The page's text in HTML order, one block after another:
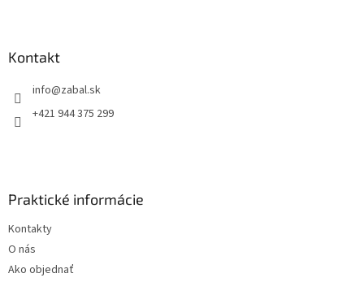
Kontakt
info@zabal.sk
+421 944 375 299
Praktické informácie
Kontakty
O nás
Ako objednať